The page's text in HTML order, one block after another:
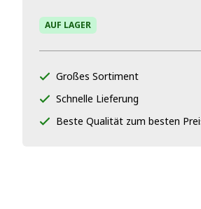
AUF LAGER
Großes Sortiment
Schnelle Lieferung
Beste Qualität zum besten